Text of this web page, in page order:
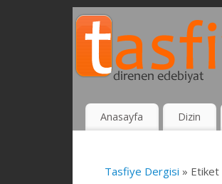
Anasayfa Dizin
Tasfiye Dergisi » Etiket